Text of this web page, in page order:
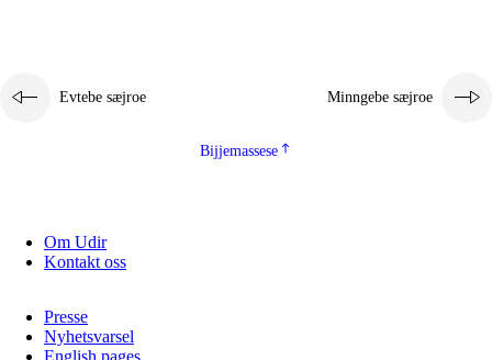
Evtebe sæjroe Minngebe sæjroe
Bijjemassese
Om Udir
Kontakt oss
Presse
Nyhetsvarsel